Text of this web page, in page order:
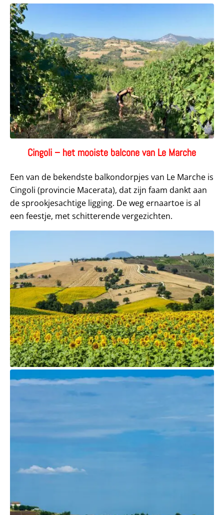
Cingoli – het mooiste balcone van Le Marche
Een van de bekendste balkondorpjes van Le Marche is
Cingoli (provincie Macerata), dat zijn faam dankt aan
de sprookjesachtige ligging. De weg ernaartoe is al
een feestje, met schitterende vergezichten.